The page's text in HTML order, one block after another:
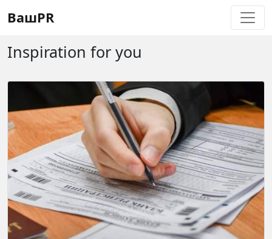
Регистрация
ВашPR
Inspiration for you